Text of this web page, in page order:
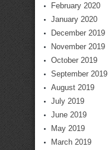
February 2020
January 2020
December 2019
November 2019
October 2019
September 2019
August 2019
July 2019
June 2019
May 2019
March 2019